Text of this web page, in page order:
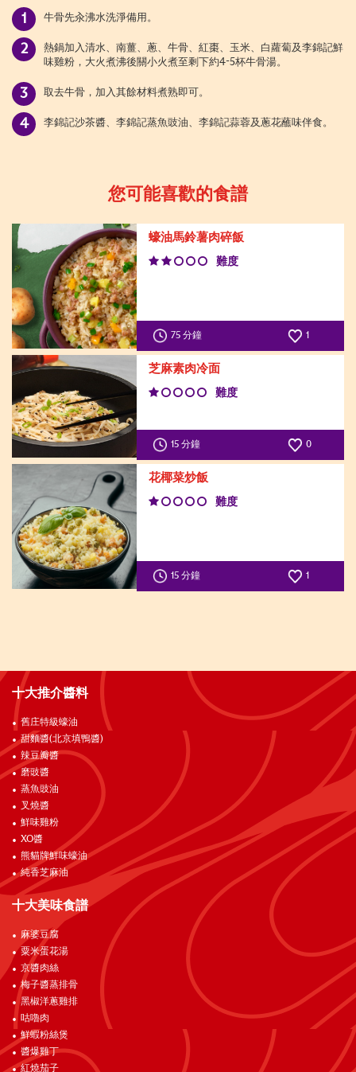
牛骨先汆沸水洗淨備用。
熱鍋加入清水、南薑、蔥、牛骨、紅棗、玉米、白蘿蔔及李錦記鮮
味雞粉，大火煮沸後關小火煮至剩下約4-5杯牛骨湯。
取去牛骨，加入其餘材料煮熟即可。
李錦記沙茶醬、李錦記蒸魚豉油、李錦記蒜蓉及蔥花蘸味伴食。
您可能喜歡的食譜
蠔油馬鈴薯肉碎飯
難度
75 分鐘 1
芝麻素肉冷面
難度
15 分鐘 0
花椰菜炒飯
難度
15 分鐘 1
十大推介醬料
舊庄特級蠔油
甜麵醬(北京填鴨醬)
辣豆瓣醬
磨豉醬
蒸魚豉油
叉燒醬
鮮味雞粉
XO醬
熊貓牌鮮味蠔油
純香芝麻油
十大美味食譜
麻婆豆腐
粟米蛋花湯
京醬肉絲
梅子醬蒸排骨
黑椒洋蔥雞排
咕嚕肉
鮮蝦粉絲煲
醬爆雞丁
紅燒茄子